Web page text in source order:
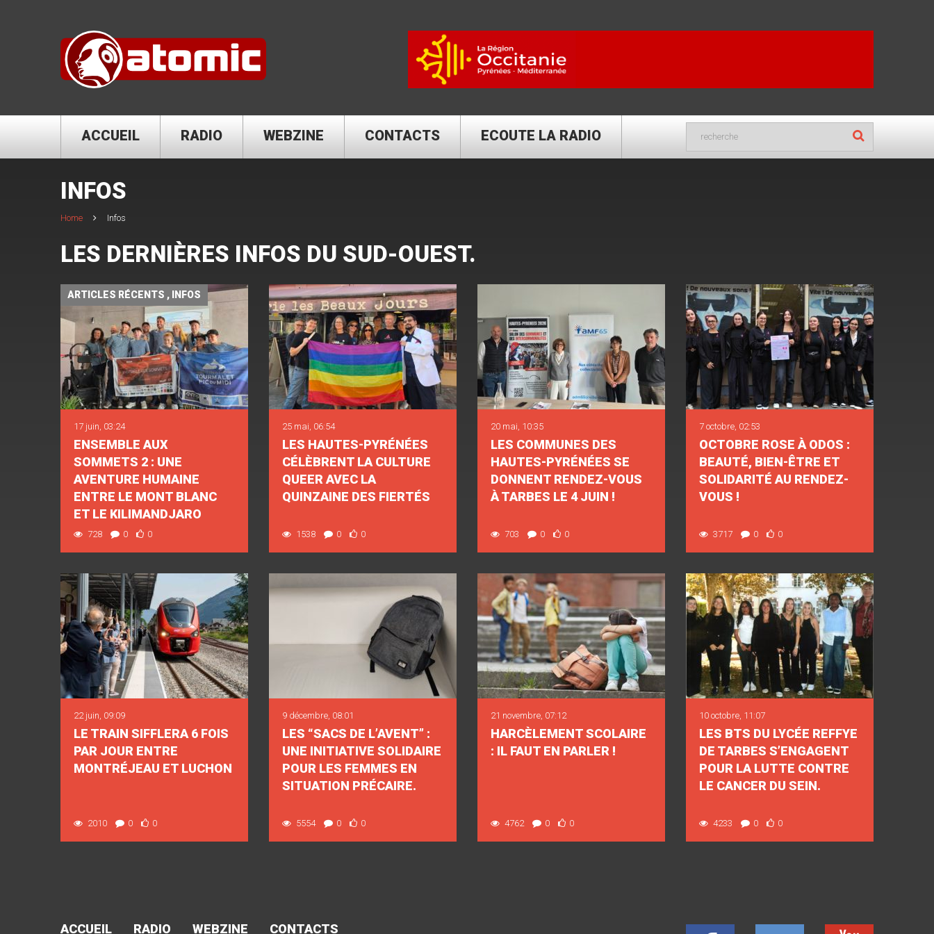
ACCUEIL RADIO WEBZINE CONTACTS ECOUTE LA RADIO
INFOS
Home Infos
LES DERNIÈRES INFOS DU SUD-OUEST.
ARTICLES RÉCENTS , INFOS
17 juin, 03:24
ENSEMBLE AUX
SOMMETS 2 : UNE
AVENTURE HUMAINE
ENTRE LE MONT BLANC
ET LE KILIMANDJARO
728 0 0
25 mai, 06:54
LES HAUTES-PYRÉNÉES
CÉLÈBRENT LA CULTURE
QUEER AVEC LA
QUINZAINE DES FIERTÉS
1538 0 0
20 mai, 10:35
LES COMMUNES DES
HAUTES-PYRÉNÉES SE
DONNENT RENDEZ-VOUS
À TARBES LE 4 JUIN !
703 0 0
7 octobre, 02:53
OCTOBRE ROSE À ODOS :
BEAUTÉ, BIEN-ÊTRE ET
SOLIDARITÉ AU RENDEZ-
VOUS !
3717 0 0
22 juin, 09:09
LE TRAIN SIFFLERA 6 FOIS
PAR JOUR ENTRE
MONTRÉJEAU ET LUCHON
2010 0 0
9 décembre, 08:01
LES “SACS DE L’AVENT” :
UNE INITIATIVE SOLIDAIRE
POUR LES FEMMES EN
SITUATION PRÉCAIRE.
5554 0 0
21 novembre, 07:12
HARCÈLEMENT SCOLAIRE
: IL FAUT EN PARLER !
4762 0 0
10 octobre, 11:07
LES BTS DU LYCÉE REFFYE
DE TARBES S’ENGAGENT
POUR LA LUTTE CONTRE
LE CANCER DU SEIN.
4233 0 0
ACCUEIL RADIO WEBZINE CONTACTS